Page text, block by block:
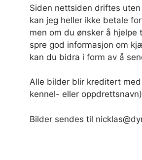
Siden nettsiden driftes
kan jeg heller ikke betale
men om du ønsker å hjelpe
spre god informasjon om
kan du bidra i form av å
Alle bilder blir kreditert
kennel- eller
Bilder sendes til